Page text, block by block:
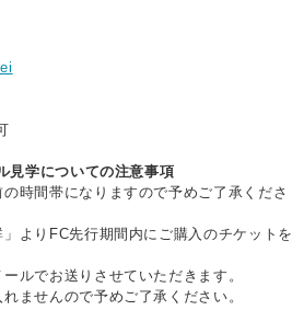
見学についての注意事項
時間帯になりますので予めご了承くださ
よりFC先行期間内にご購入のチケットを
ルでお送りさせていただきます。
ませんので予めご了承ください。